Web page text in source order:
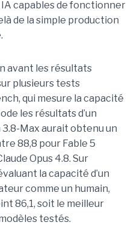
capables de fonctionner
de la simple production
avant les résultats
plusieurs tests
qui mesure la capacité
les résultats d’un
Max aurait obtenu un
88,8 pour Fable 5
Opus 4.8. Sur
la capacité d’un
comme un humain,
86,1, soit le meilleur
testés.